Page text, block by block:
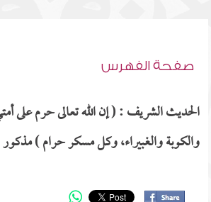
صفحة الفهرس
الحديث الشريف : ( إن الله تعالى حرم على
والكوبة والغبيراء، وكل مسكر حرام ) مذكور